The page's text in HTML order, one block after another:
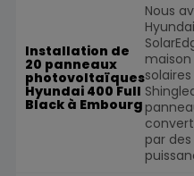
Installation de
20 panneaux
photovoltaïques
Hyundai 400 Full
Black à Embourg
Nous
par des